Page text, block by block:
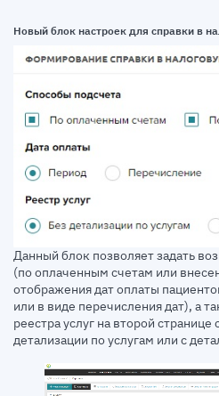
Новый блок настроек для справки в
Данный блок позволяет задать
(по оплаченным счетам или
отображения дат оплаты
или в виде перечисления дат), а
реестра услуг на второй
детализации по услугам или с